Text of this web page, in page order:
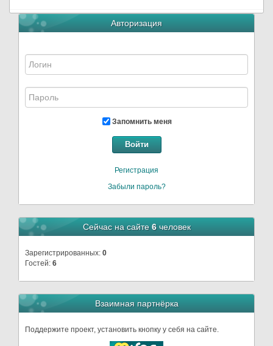
Авторизация
Запомнить меня
Войти
Регистрация
Забыли пароль?
Сейчас на сайте 6человек
Зарегистрированных: 0
Гостей: 6
Взаимная партнёрка
Поддержите проект, установить кнопку у себя на сайте.